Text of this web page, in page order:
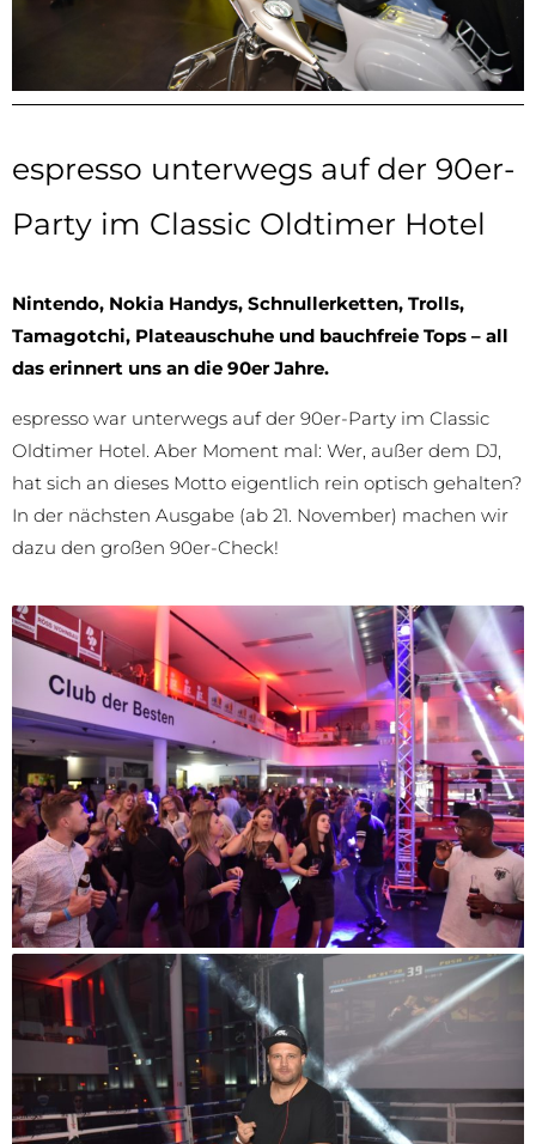
espresso unterwegs auf der 90er-
Party im Classic Oldtimer Hotel
Nintendo, Nokia Handys, Schnullerketten, Trolls,
Tamagotchi, Plateauschuhe und bauchfreie Tops – all
das erinnert uns an die 90er Jahre.
espresso war unterwegs auf der 90er-Party im Classic
Oldtimer Hotel. Aber Moment mal: Wer, außer dem DJ,
hat sich an dieses Motto eigentlich rein optisch gehalten?
In der nächsten Ausgabe (ab 21. November) machen wir
dazu den großen 90er-Check!